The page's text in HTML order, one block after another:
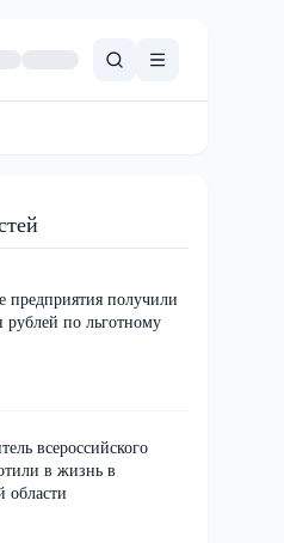
предприятия получили
по льготному
всероссийского
в жизнь в
области